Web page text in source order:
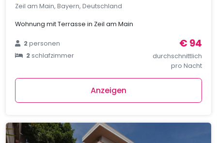
Zeil am Main, Bayern, Deutschland
Wohnung mit Terrasse in Zeil am Main
2personen
2schlafzimmer
€ 94
durchschnittlich
pro Nacht
Anzeigen